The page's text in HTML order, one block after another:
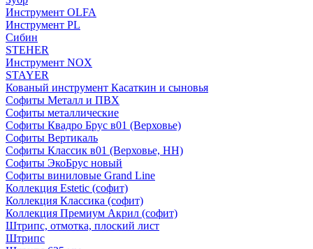
Инструмент OLFA
Инструмент PL
Сибин
STEHER
Инструмент NOX
STAYER
Кованый инструмент Касаткин и сыновья
Софиты Металл и ПВХ
Софиты металлические
Софиты Квадро Брус в01 (Верховье)
Софиты Вертикаль
Софиты Классик в01 (Верховье, НН)
Софиты ЭкоБрус новый
Софиты виниловые Grand Line
Коллекция Estetic (софит)
Коллекция Классика (софит)
Коллекция Премиум Акрил (софит)
Штрипс, отмотка, плоский лист
Штрипс